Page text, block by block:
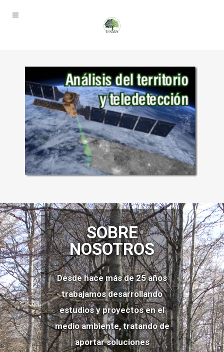
SOBRE
NOSOTROS
Desde hace más de 25 años
trabajamos desarrollando
estudios y proyectos en el
medio ambiente, tratando de
aportar soluciones